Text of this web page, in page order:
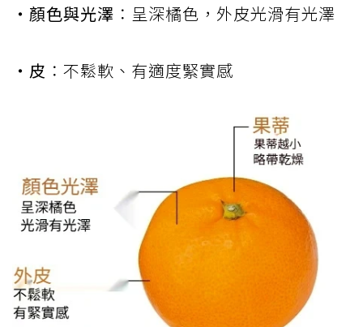
‧顏色與光澤 ：呈深橘色，外皮光滑有光澤
‧皮 ：不鬆軟、有適度緊實感